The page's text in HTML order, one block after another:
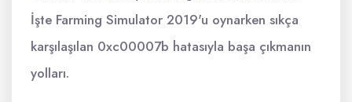
İşte Farming Simulator 2019'u oynarken sıkça
karşılaşılan 0xc00007b hatasıyla başa çıkmanın
yolları.